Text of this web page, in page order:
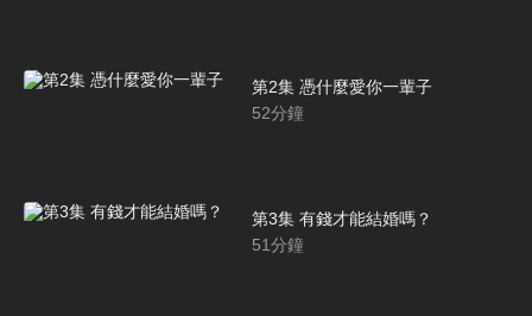
第2集 憑什麼愛你一輩子
52分鐘
第3集 有錢才能結婚嗎？
51分鐘